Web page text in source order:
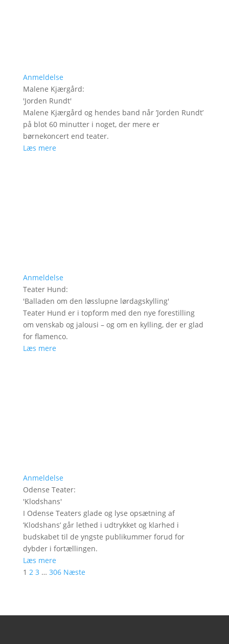
Anmeldelse
Malene Kjærgård:
'Jorden Rundt'
Malene Kjærgård og hendes band når ’Jorden Rundt’
på blot 60 minutter i noget, der mere er
børnekoncert end teater.
Læs mere
Anmeldelse
Teater Hund:
'Balladen om den løsslupne lørdagskylling'
Teater Hund er i topform med den nye forestilling
om venskab og jalousi – og om en kylling, der er glad
for flamenco.
Læs mere
Anmeldelse
Odense Teater:
'Klodshans'
I Odense Teaters glade og lyse opsætning af
’Klodshans’ går lethed i udtrykket og klarhed i
budskabet til de yngste publikummer forud for
dybder i fortællingen.
Læs mere
1 2 3 … 306 Næste